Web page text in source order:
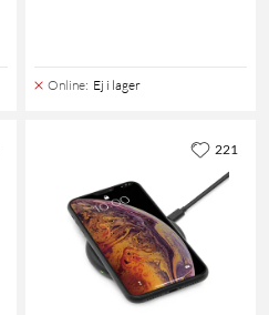
Online: Ej i lager
221